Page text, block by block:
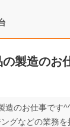
製造のお
造のお仕事で
グなどの業務